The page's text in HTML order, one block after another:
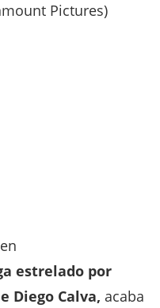
Pictures)
estrelado por
Diego Calva, acaba